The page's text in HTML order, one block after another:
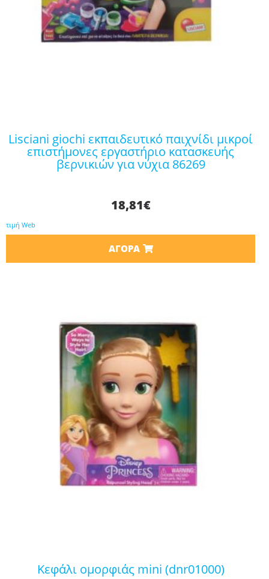
lisciani giochi εκπαιδευτικό παιχνίδι μικροί
επιστήμονες εργαστήριο κατασκευής
βερνικιών για νύχια 86269
18,81€
τιμή Web
ΑΓΟΡΆ
κεφάλι ομορφιάς mini (dnr01000)